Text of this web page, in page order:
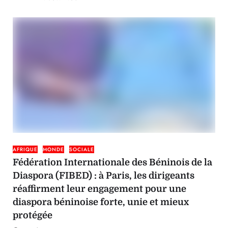
AFRIQUE MONDE SOCIALE
Fédération Internationale des Béninois de la
Diaspora (FIBED) : à Paris, les dirigeants
réaffirment leur engagement pour une
diaspora béninoise forte, unie et mieux
protégée